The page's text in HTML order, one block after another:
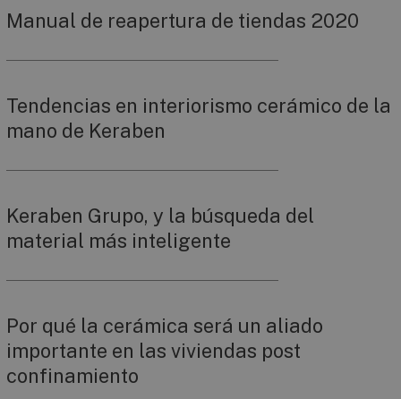
Manual de reapertura de tiendas 2020
Tendencias en interiorismo cerámico de la
mano de Keraben
Keraben Grupo, y la búsqueda del
material más inteligente
Por qué la cerámica será un aliado
importante en las viviendas post
confinamiento